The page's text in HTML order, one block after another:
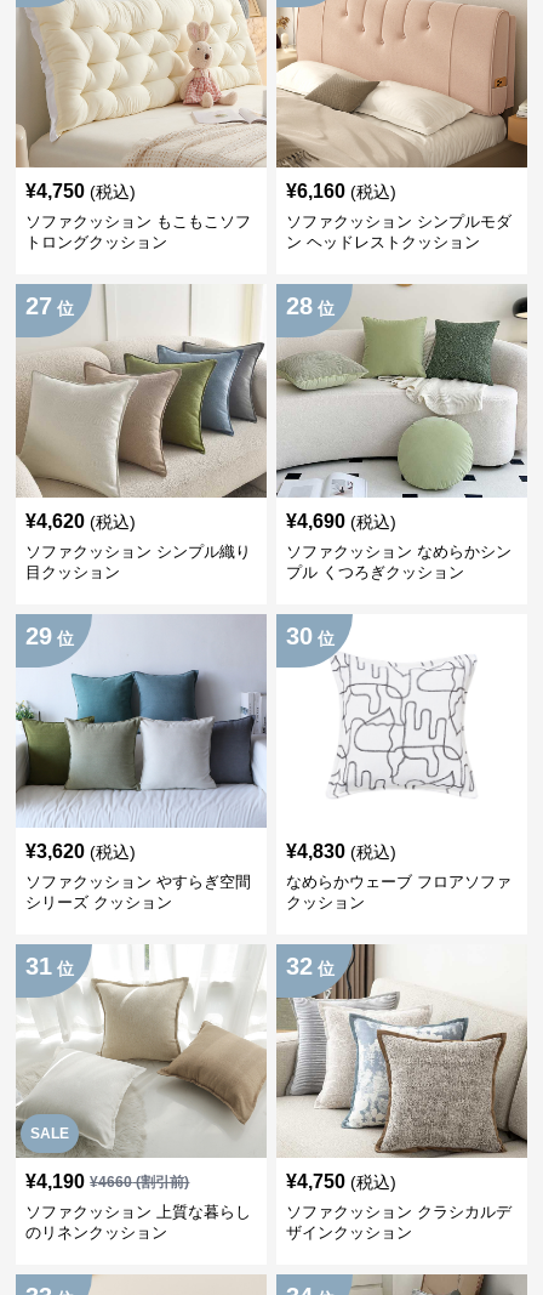
¥4,750 (税込)
ソファクッション もこもこソフ
トロングクッション
¥6,160 (税込)
ソファクッション シンプルモダ
ン ヘッドレストクッション
27 位
¥4,620 (税込)
ソファクッション シンプル織り
目クッション
28 位
¥4,690 (税込)
ソファクッション なめらかシン
プル くつろぎクッション
29 位
¥3,620 (税込)
ソファクッション やすらぎ空間
シリーズ クッション
30 位
¥4,830 (税込)
なめらかウェーブ フロアソファ
クッション
SALE
31 位
¥4,190 ¥4660(割引前)
ソファクッション 上質な暮らし
のリネンクッション
32 位
¥4,750 (税込)
ソファクッション クラシカルデ
ザインクッション